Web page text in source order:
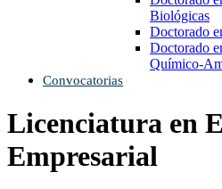
Biológicas
Doctorado
Doctorado
Químico-
Convocatorias
Licenciatura en
Empresarial